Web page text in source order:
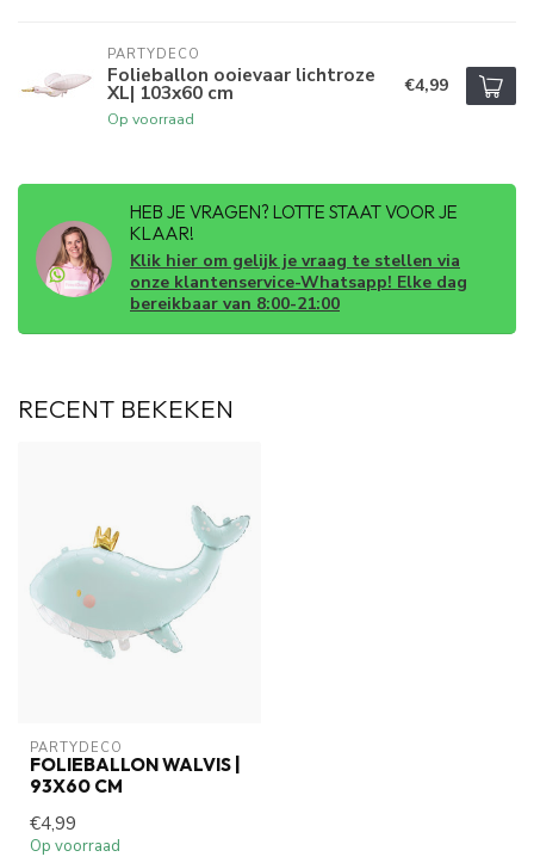
PARTYDECO
Folieballon ooievaar lichtroze
XL| 103x60 cm
Op voorraad
€4,99
HEB JE VRAGEN? LOTTE STAAT VOOR JE
KLAAR!
Klik hier om gelijk je vraag te stellen via
onze klantenservice-Whatsapp! Elke dag
bereikbaar van 8:00-21:00
RECENT BEKEKEN
PARTYDECO
FOLIEBALLON WALVIS |
93X60 CM
€4,99
Op voorraad